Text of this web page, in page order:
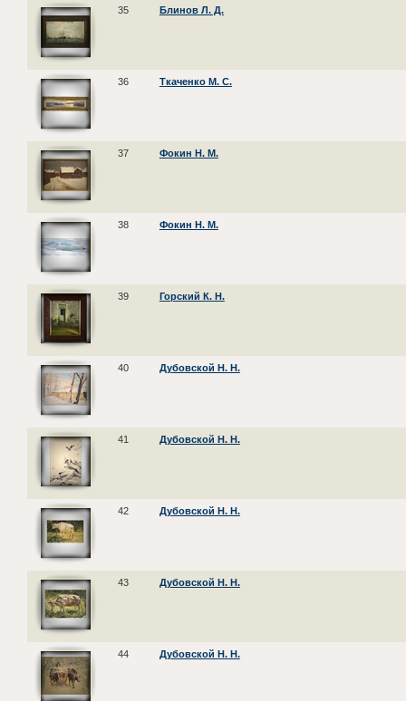
35 Блинов Л. Д.
36 Ткаченко М. С.
37 Фокин Н. М.
38 Фокин Н. М.
39 Горский К. Н.
40 Дубовской Н. Н.
41 Дубовской Н. Н.
42 Дубовской Н. Н.
43 Дубовской Н. Н.
44 Дубовской Н. Н.